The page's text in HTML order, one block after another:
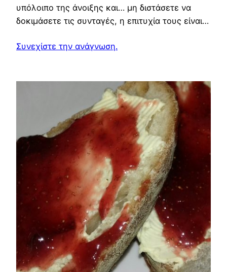
υπόλοιπο της άνοιξης και… μη διστάσετε να
δοκιμάσετε τις συνταγές, η επιτυχία τους είναι…
Συνεχίστε την ανάγνωση.